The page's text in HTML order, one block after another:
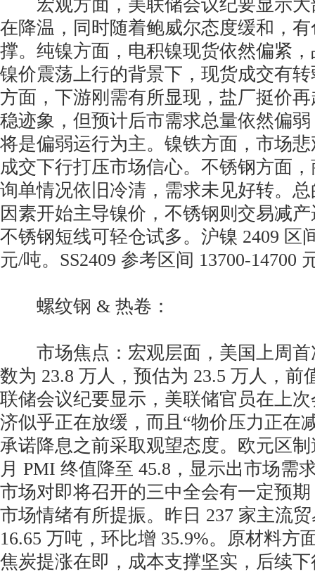
宏观方面，美联储会议纪要显示大
在降温，同时随着鲍威尔态度缓和，
撑。纯镍方面，电积镍现货依然偏紧
镍价震荡上行的背景下，现货成交有
方面，下游刚需有所显现，盐厂挺价
稳迹象，但预计后市需求总量依然偏
将是偏弱运行为主。镍铁方面，市场
成交下行打压市场信心。不锈钢方面
询单情况依旧冷清，需求未见好转。
因素开始主导镍价，不锈钢则交易减
不锈钢短线可轻仓试多。沪镍 2409 区
元/吨。SS2409 参考区间 13700-14700
螺纹钢 & 热卷：
市场焦点：宏观层面，美国上周首
数为 23.8 万人，预估为 23.5 万人，前
联储会议纪要显示，美联储官员在上
济似乎正在放缓，而且“物价压力正在
承诺降息之前采取观望态度。欧元区
月 PMI 终值降至 45.8，显示出市场需
市场对即将召开的三中全会有一定预
市场情绪有所提振。昨日 237 家主流
16.65 万吨，环比增 35.9%。原材料方
焦炭提涨在即，成本支撑坚实，后续